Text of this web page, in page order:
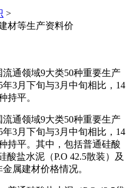
>
材等生产资料价
通领域9大类50种重要生产
3月下旬与3月中旬相比，14
持平。
通领域9大类50种重要生产
3月下旬与3月中旬相比，14
持平。其中，包括普通硅酸
酸盐水泥（P.O 42.5散装）及
属建材价格情况。